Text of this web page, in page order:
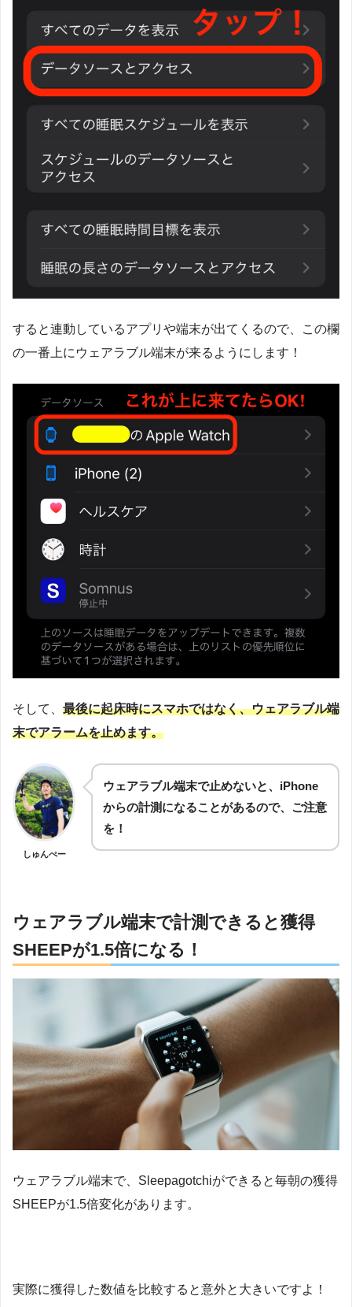
すると連動しているアプリや端末が出てくるので、この欄
の一番上にウェアラブル端末が来るようにします！
そして、 最後に起床時にスマホではなく、ウェアラブル端
末でアラームを止めます。
しゅんぺー
ウェアラブル端末で止めないと、iPhone
からの計測になることがあるので、ご注意
を！
ウェアラブル端末で計測できると獲得
SHEEPが1.5倍になる！
ウェアラブル端末で、Sleepagotchiができると毎朝の獲得
SHEEPが1.5倍変化があります。
実際に獲得した数値を比較すると意外と大きいですよ！